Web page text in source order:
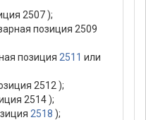
2507 );
позиция 2509
позиция 2511 или
2512 );
2514 );
2518 );